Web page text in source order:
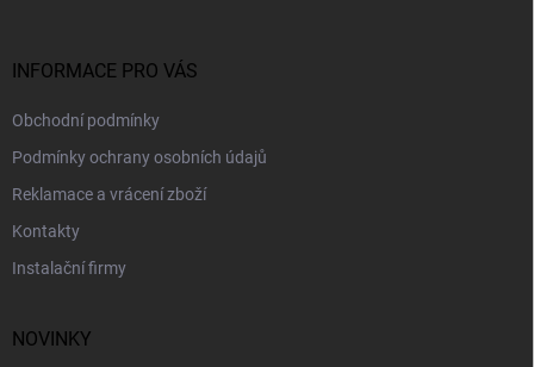
INFORMACE PRO VÁS
Obchodní podmínky
Podmínky ochrany osobních údajů
Reklamace a vrácení zboží
Kontakty
Instalační firmy
NOVINKY